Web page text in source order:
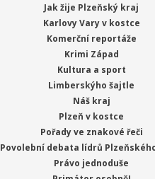
Jak žije Plzeňský kraj
Karlovy Vary v kostce
Komerční reportáže
Krimi Západ
Kultura a sport
Limberskýho šajtle
Náš kraj
Plzeň v kostce
Pořady ve znakové řeči
Povolební debata lídrů
Právo jednoduše